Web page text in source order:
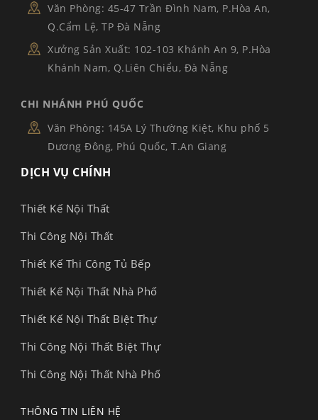
Văn Phòng: 45-47 Trần Đình Nam, P.Hòa An,
Q.Cẩm Lệ, TP Đà Nẵng
Xưởng Sản Xuất: 102-103 Khánh An 9, P.Hòa
Khánh Nam, Q.Liên Chiểu, Đà Nẵng
CHI NHÁNH PHÚ QUỐC
Văn Phòng: 145A Lý Thường Kiệt, Khu phố 5
Dương Đông, Phú Quốc, T.An Giang
DỊCH VỤ CHÍNH
Thiết Kế Nội Thất
Thi Công Nội Thất
Thiết Kế Thi Công Tủ Bếp
Thiết Kế Nội Thất Nhà Phố
Thiết Kế Nội Thất Biệt Thự
Thi Công Nội Thất Biệt Thự
Thi Công Nội Thất Nhà Phố
THÔNG TIN LIÊN HỆ